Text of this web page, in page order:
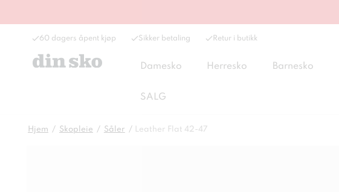
60 dagers åpent kjøp Sikker betaling Retur i butikk
Damesko Herresko Barnesko
SALG
Hjem Skopleie Såler Leather Flat 42-47